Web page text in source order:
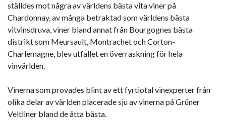
ställdes mot några av världens bästa vita viner på
Chardonnay, av många betraktad som världens bästa
vitvinsdruva, viner bland annat från Bourgognes bästa
distrikt som Meursault, Montrachet och Corton-
Charlemagne, blev utfallet en överraskning för hela
vinvärlden.
Vinerna som provades blint av ett fyrtiotal vinexperter från
olika delar av världen placerade sju av vinerna på Grüner
Veltliner bland de åtta bästa.